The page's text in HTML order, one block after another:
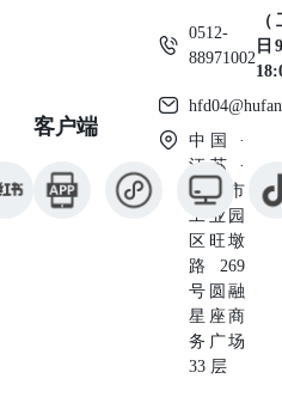
客户端
0512-
88971002
日
中国 ·
江苏 ·
苏州市
工业园
区旺墩
路269
号圆融
星座商
务广场
33 层